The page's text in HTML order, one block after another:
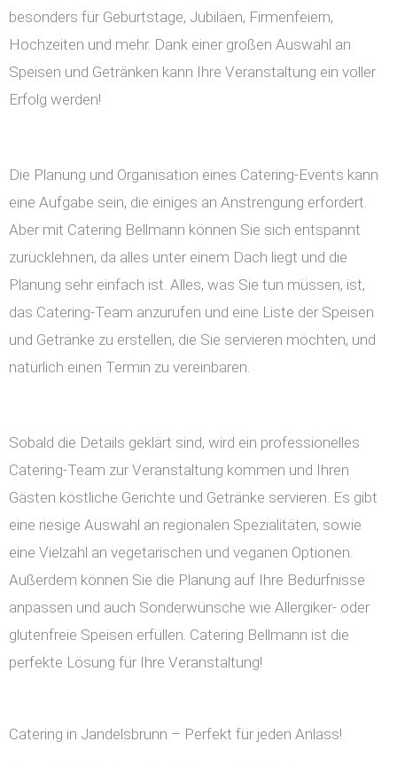
besonders für Geburtstage, Jubiläen, Firmenfeiern,
Hochzeiten und mehr. Dank einer großen Auswahl an
Speisen und Getränken kann Ihre Veranstaltung ein voller
Erfolg werden!
Die Planung und Organisation eines Catering-Events kann
eine Aufgabe sein, die einiges an Anstrengung erfordert.
Aber mit Catering Bellmann können Sie sich entspannt
zurücklehnen, da alles unter einem Dach liegt und die
Planung sehr einfach ist. Alles, was Sie tun müssen, ist,
das Catering-Team anzurufen und eine Liste der Speisen
und Getränke zu erstellen, die Sie servieren möchten, und
natürlich einen Termin zu vereinbaren.
Sobald die Details geklärt sind, wird ein professionelles
Catering-Team zur Veranstaltung kommen und Ihren
Gästen köstliche Gerichte und Getränke servieren. Es gibt
eine riesige Auswahl an regionalen Spezialitäten, sowie
eine Vielzahl an vegetarischen und veganen Optionen.
Außerdem können Sie die Planung auf Ihre Bedürfnisse
anpassen und auch Sonderwünsche wie Allergiker- oder
glutenfreie Speisen erfüllen. Catering Bellmann ist die
perfekte Lösung für Ihre Veranstaltung!
Catering in Jandelsbrunn – Perfekt für jeden Anlass!